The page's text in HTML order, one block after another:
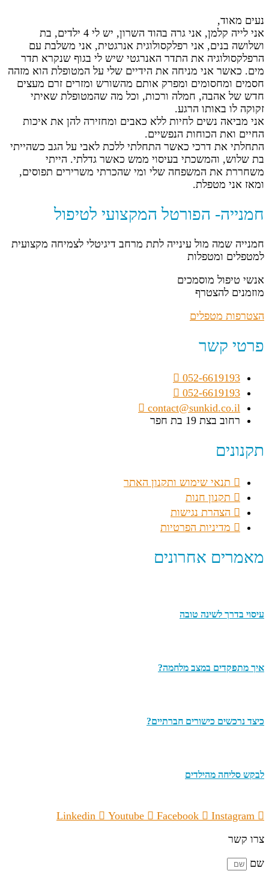
נעים מאוד,
אני לייה קלמן, אני גרה בהוד השרון, יש לי 4 ילדים, בת
ושלושה בנים, אני רפלקסולוגית אנרגטית, אני משלבת עם
הרפלקסולוגיה את התדר האנרגטי שיש לי בגוף שנקרא תדר
מים. כאשר אני מניחה את הידיים שלי על המטופלת הוא מזהה
חסמים ומחסומים ומפרק אותם מהשורש ומזרים זרם מעצים
חדש של אהבה, חמלה ורכות, וכל מה שהמטופלת שאיתי
זקוקה לו באותו הרגע.
אני מביאה נשים לחיות ללא כאבים ומחזירה להן את איכות
החיים ואת הכוחות הנפשיים.
התחלתי את דרכי כאשר התחלתי ללכת לאבי על הגב כשהייתי
בת שלוש, והמשכתי בעיסוי ממש כאשר גדלתי. הייתי
משחררת את המשפחה שלי ומי שהכרתי משרירים תפוסים,
ומאז אני מטפלת.
חמנייה- הפורטל המקצועי לטיפול
חמנייה שמה מול עינייה לתת מרחב דיגיטלי לצמיחה מקצועית
למטפלים ומטפלות
אנשי טיפול מוסמכים
מוזמנים להצטרף
הצטרפות מטפלים
פרטי קשר
052-6619193
052-6619193
contact@sunkid.co.il
רחוב בצת 19 בת חפר
תקנונים
תנאי שימוש ותקנון האתר
תקנון חנות
הצהרת נגישות
מדיניות הפרטיות
מאמרים אחרונים
עיסוי בדרך לשינה טובה
איך מתפקדים במצב מלחמה?
כיצד נרכשים כישורים חברתיים?
לבקש סליחה מהילדים
Linkedin Youtube Facebook
Instagram
צרו קשר
שם